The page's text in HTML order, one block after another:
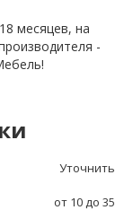
месяцев, на
-
Уточнить
от 10 до 35